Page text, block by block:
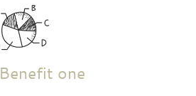
Benefit one